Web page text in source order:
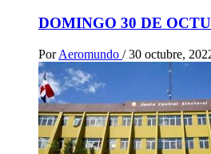
DOMINGO 30 DE
Por Aeromundo / 30 octubre,